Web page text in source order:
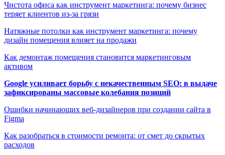
Чистота офиса как инструмент маркетинга: почему бизнес
теряет клиентов из-за грязи
Натяжные потолки как инструмент маркетинга: почему
дизайн помещения влияет на продажи
Как демонтаж помещения становится маркетинговым
активом
Google усиливает борьбу с некачественным SEO: в выдаче
зафиксированы массовые колебания позиций
Ошибки начинающих веб-дизайнеров при создании сайта в
Figma
Как разобраться в стоимости ремонта: от смет до скрытых
расходов